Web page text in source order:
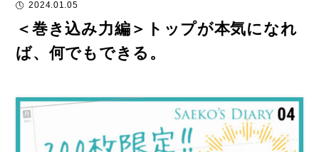
2024.01.05
＜巻き込み力編＞トップが本気になれ
ば、何でもできる。